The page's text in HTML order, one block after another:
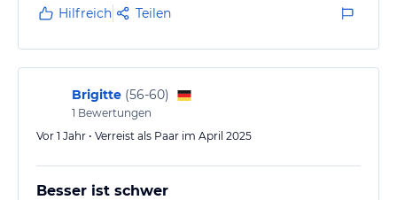
Hilfreich Teilen
Brigitte (56-60)
1 Bewertungen
Vor 1 Jahr • Verreist als Paar im April 2025
Besser ist schwer